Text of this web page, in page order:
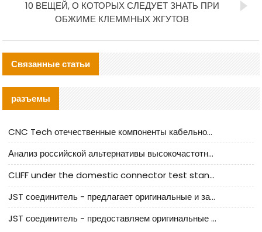
10 ВЕЩЕЙ, О КОТОРЫХ СЛЕДУЕТ ЗНАТЬ ПРИ
ОБЖИМЕ КЛЕММНЫХ ЖГУТОВ
Связанные статьи
разъемы
CNC Tech отечественные компоненты кабельной арматуры оценка и руководство по производственному внедрению
Анализ российской альтернативы высокочастотных кабельных колодцев I-PEX
CLIFF under the domestic connector test standard update
JST соединитель - предлагает оригинальные и заменяющие JST NSHR-02V-S соединители
JST соединитель - предоставляем оригинальные JST GHR-09V-S соединители и их аналоги